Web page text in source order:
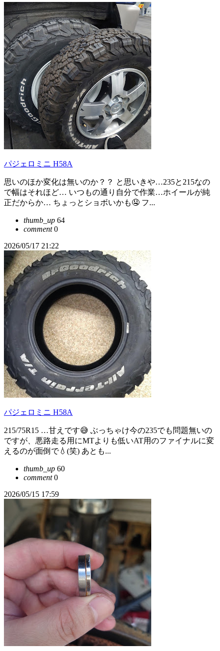
パジェロミニ H58A
思いのほか変化は無いのか？？ と思いきや…235と215なの
で幅はそれほど… いつもの通り自分で作業…ホイールが純
正だからか… ちょっとショボいかも🤤 フ...
thumb_up 64
comment0
2026/05/17 21:22
パジェロミニ H58A
215/75R15 …甘えです😅 ぶっちゃけ今の235でも問題無いの
ですが、悪路走る用にMTよりも低いAT用のファイナルに変
えるのが面倒で💧(笑) あとも...
thumb_up 60
comment0
2026/05/15 17:59